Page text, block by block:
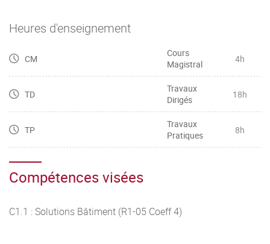
Heures d'enseignement
CM
Cours
Magistral
4h
TD
Travaux
Dirigés
18h
TP
Travaux
Pratiques
8h
Compétences visées
C1.1 : Solutions Bâtiment (R1-05 Coeff 4)